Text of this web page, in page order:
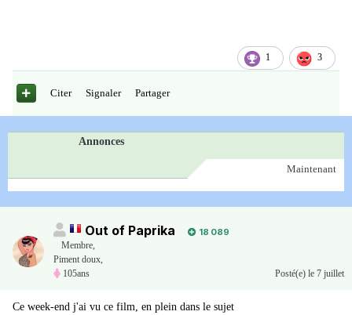
1 3
Citer Signaler Partager
Annonces
Maintenant
Out of Paprika
18 089
Membre
Piment doux,
105ans
Posté(e) le 7 juillet
Ce week-end j'ai vu ce film, en plein dans le sujet